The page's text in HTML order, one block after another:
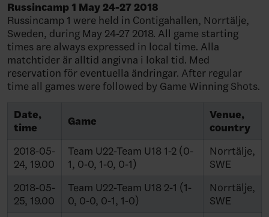
Russincamp 1 May 24-27 2018
Russincamp 1 were held in Contigahallen, Norrtälje,
Sweden, during May 24-27 2018. All game starting
times are always expressed in local time. Alla
matchtider är alltid angivna i lokal tid. Med
reservation för eventuella ändringar. After regular
time all games were followed by Game Winning Shots.
Date,
time
Game
Venue,
country
2018-05-
24, 19.00
Team U22-Team U18 1-2 (0-
1, 0-0, 1-0, 0-1)
Norrtälje,
SWE
2018-05-
25, 19.00
Team U22-Team U18 2-1 (1-
0, 0-0, 0-1, 1-0)
Norrtälje,
SWE